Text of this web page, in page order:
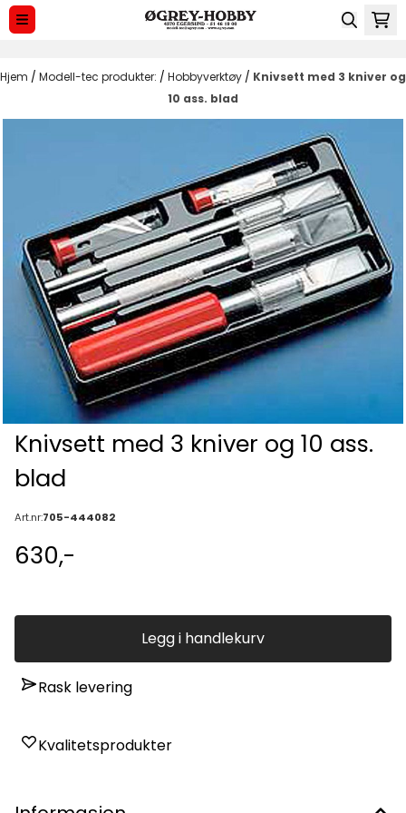
Hopp til innhold
Hjem / Modell-tec produkter: / Hobbyverktøy / Knivsett med 3 kniver og
10 ass. blad
Knivsett med 3 kniver og 10 ass.
blad
Art.nr:705-444082
630,-
Legg i handlekurv
Rask levering
Kvalitetsprodukter